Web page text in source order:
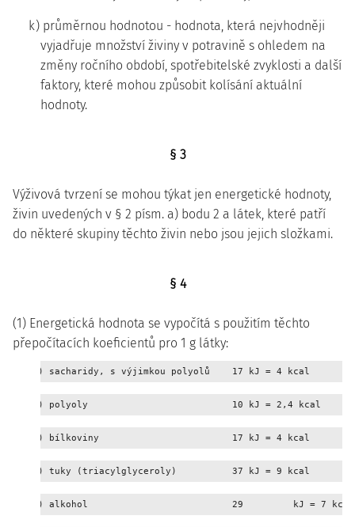
k) průměrnou hodnotou - hodnota, která nejvhodněji
vyjadřuje množství živiny v potravině s ohledem na
změny ročního období, spotřebitelské zvyklosti a další
faktory, které mohou způsobit kolísání aktuální
hodnoty.
§ 3
Výživová tvrzení se mohou týkat jen energetické hodnoty,
živin uvedených v § 2 písm. a) bodu 2 a látek, které patří
do některé skupiny těchto živin nebo jsou jejich složkami.
§ 4
(1) Energetická hodnota se vypočítá s použitím těchto
přepočítacích koeficientů pro 1 g látky:
a) sacharidy, s výjimkou polyolů    17 kJ = 4 kcal
b) polyoly                          10 kJ = 2,4 kcal
c) bílkoviny                        17 kJ = 4 kcal
d) tuky (triacylglyceroly)          37 kJ = 9 kcal
e) alkohol                          29         kJ = 7 kcal